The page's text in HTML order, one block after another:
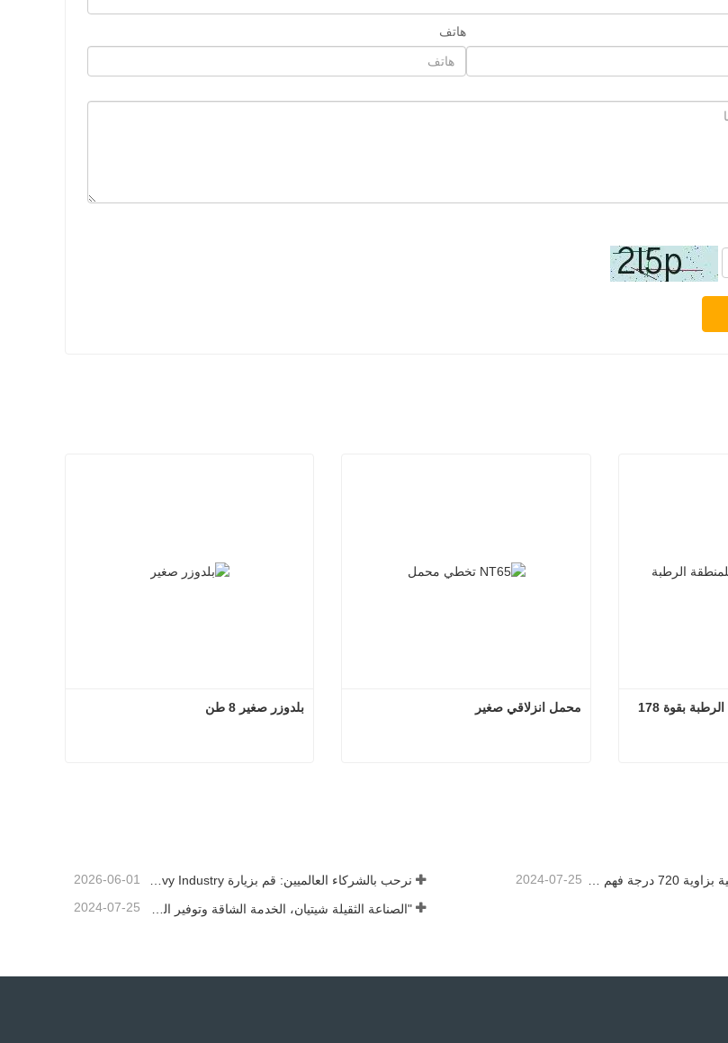
هاتف
بلدوزر صغير 8 طن محمل انزلاقي صغير
نرحب بالشركاء العالميين: قم بزيارة Shitian Heavy Industry لمشاهدة الحفارات الكبيرة المميزة 2026-06-01 تتيح لك الشاشة البانورامية بزاوية 720 درجة فهم جميع جوانب المنتج 2024-07-25
2024-07-25